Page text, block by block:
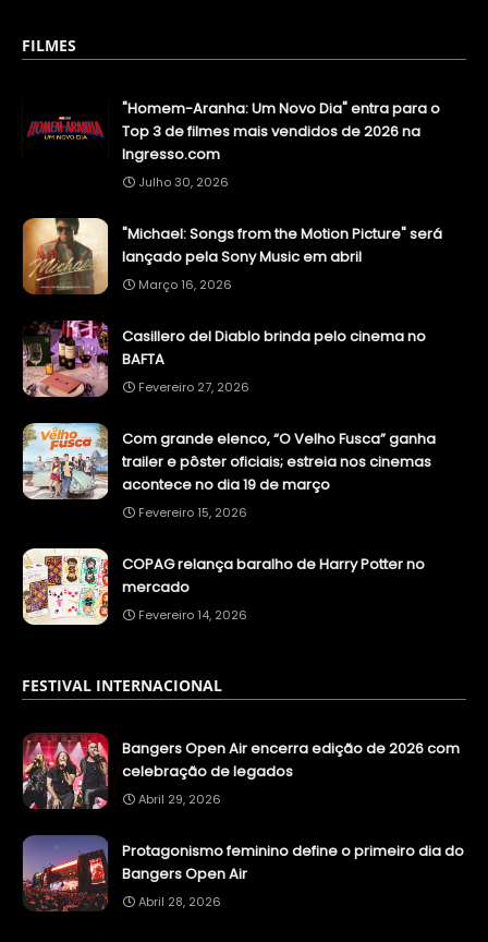
FILMES
"Homem-Aranha: Um Novo Dia" entra para o
Top 3 de filmes mais vendidos de 2026 na
Ingresso.com
Julho 30, 2026
"Michael: Songs from the Motion Picture" será
lançado pela Sony Music em abril
Março 16, 2026
Casillero del Diablo brinda pelo cinema no
BAFTA
Fevereiro 27, 2026
Com grande elenco, “O Velho Fusca” ganha
trailer e pôster oficiais; estreia nos cinemas
acontece no dia 19 de março
Fevereiro 15, 2026
COPAG relança baralho de Harry Potter no
mercado
Fevereiro 14, 2026
FESTIVAL INTERNACIONAL
Bangers Open Air encerra edição de 2026 com
celebração de legados
Abril 29, 2026
Protagonismo feminino define o primeiro dia do
Bangers Open Air
Abril 28, 2026